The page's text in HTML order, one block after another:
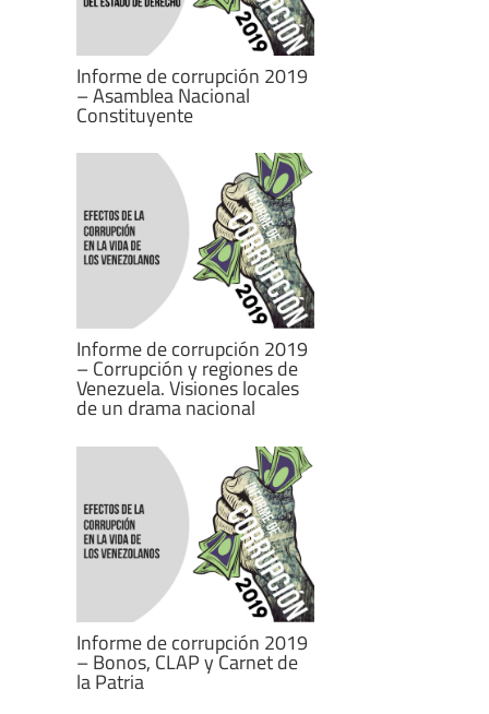
Informe de corrupción 2019
– Asamblea Nacional
Constituyente
Informe de corrupción 2019
– Corrupción y regiones de
Venezuela. Visiones locales
de un drama nacional
Informe de corrupción 2019
– Bonos, CLAP y Carnet de
la Patria